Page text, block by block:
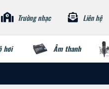
Trường nhạc Liên hệ
hơi Âm thanh